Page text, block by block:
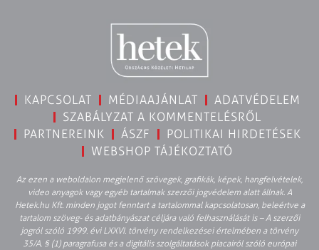
KAPCSOLAT MÉDIAAJÁNLAT
ADATVÉDELEM
SZABÁLYZAT A KOMMENTELÉSRŐL
PARTNEREINK
ÁSZF
POLITIKAI HIRDETÉSEK
WEBSHOP TÁJÉKOZTATÓ
Az ezen a weboldalon megjelenő szövegek, grafikák, képek, hangfelvételek,
video anyagok vagy egyéb tartalmak szerzői jogvédelem alatt állnak. A
Hetek.hu Kft. minden jogot fenntart a tartalommal kapcsolatosan, beleértve a
tartalom szöveg- és adatbányászat céljára való felhasználását is – A szerzői
jogról szóló 1999. évi LXXVI. törvény rendelkezései értelmében a törvény
35/A. § (1) paragrafusa és a digitális szolgáltatások piacairól szóló európai